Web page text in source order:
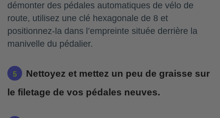
démonter des pédales automatiques de vélo de
route, utilisez une clé hexagonale de 8 et
positionnez-la dans l’empreinte située derrière la
manivelle du pédalier.
Nettoyez et mettez un peu de graisse sur
le filetage de vos pédales neuves.